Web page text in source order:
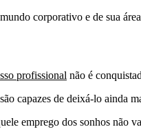
corporativo e de sua
profissional não é
capazes de deixá-lo ainda
emprego dos sonhos não